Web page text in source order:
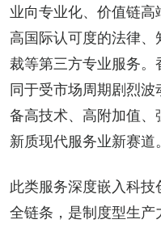
业向专业化、价值链高
高国际认可度的法律
裁等第三方专业服务
同于受市场周期剧烈
备高技术、高附加值
新质现代服务业新赛道。
此类服务深度嵌入科
全链条，是制度型生